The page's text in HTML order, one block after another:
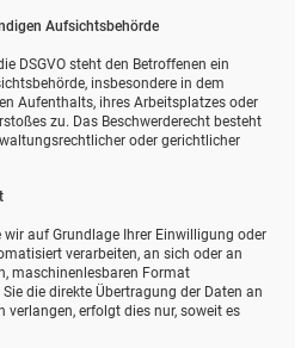
Aufsichts­behörde
DSGVO steht den Betroffenen ein
insbesondere in dem
Aufenthalts, ihres Arbeitsplatzes oder
zu. Das Beschwerderecht besteht
oder gerichtlicher
wir auf Grundlage Ihrer Einwilligung oder
verarbeiten, an sich oder an
maschinenlesbaren Format
die direkte Übertragung der Daten an
verlangen, erfolgt dies nur, soweit es